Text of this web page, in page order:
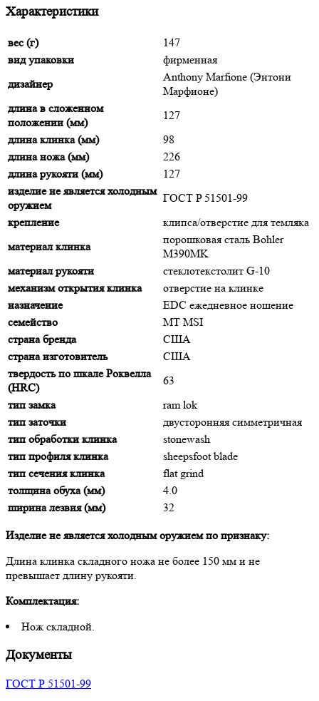
Характеристики
вес (г)
147
вид упаковки
фирменная
дизайнер
Anthony Marfione (Энтони
Марфионе)
длина в сложенном
положении (мм)
127
длина клинка (мм)
98
длина ножа (мм)
226
длина рукояти (мм)
127
изделие не является холодным
оружием
ГОСТ P 51501-99
крепление
клипса/отверстие для темляка
материал клинка
порошковая сталь Bohler
M390MK
материал рукояти
стеклотекстолит G-10
механизм открытия клинка
отверстие на клинке
назначение
EDC ежедневное ношение
семейство
MT MSI
страна бренда
США
страна изготовитель
США
твердость по шкале Роквелла
(HRC)
63
тип замка
ram lok
тип заточки
двусторонняя симметричная
тип обработки клинка
stonewash
тип профиля клинка
sheepsfoot blade
тип сечения клинка
flat grind
толщина обуха (мм)
4.0
ширина лезвия (мм)
32
Изделие не является холодным оружием по признаку:
Длина клинка складного ножа не более 150 мм и не
превышает длину рукояти.
Комплектация:
Нож складной.
Документы
ГОСТ Р 51501-99